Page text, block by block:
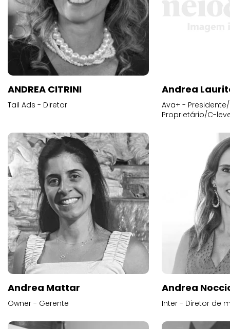
ANDREA CITRINI
Tail Ads - Diretor
Andrea
Ava+ -
Proprietário/C-
Andrea Mattar
Owner - Gerente
Andrea
Inter - Diretor de